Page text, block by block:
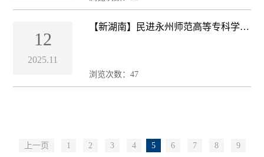
12
2025.11
【新湖南】民进永州师范高等专科学校
浏览次数：47
上一页 1 2 3 4 5 6 7 8 9